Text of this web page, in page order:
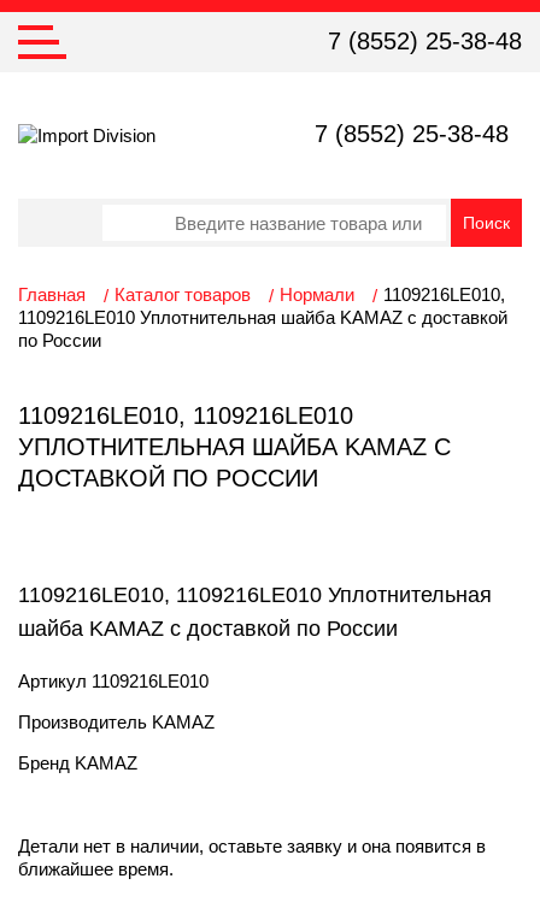
7 (8552) 25-38-48
7 (8552) 25-38-48
Главная Каталог товаров Нормали
1109216LE010,
1109216LE010 Уплотнительная шайба KAMAZ с доставкой
по России
1109216LE010, 1109216LE010
УПЛОТНИТЕЛЬНАЯ ШАЙБА KAMAZ С
ДОСТАВКОЙ ПО РОССИИ
1109216LE010, 1109216LE010 Уплотнительная
шайба KAMAZ с доставкой по России
Артикул 1109216LE010
Производитель KAMAZ
Бренд KAMAZ
Детали нет в наличии, оставьте заявку и она появится в
ближайшее время.